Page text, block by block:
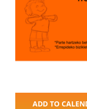
ADD TO